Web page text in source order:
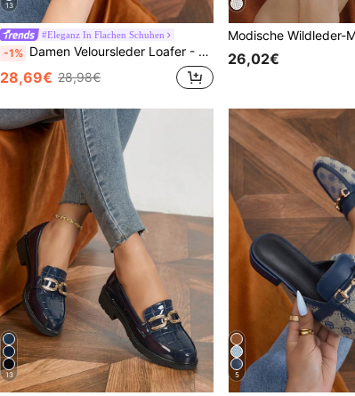
13
#Eleganz In Flachen Schuhen
-1% Damen Veloursleder Loafer - Slip-On Schuhe mit dicken Sohlen, geeignet für Lässig Outfits, marineblauer Herbststil
28,69€ 28,98€
26,02€
13 5